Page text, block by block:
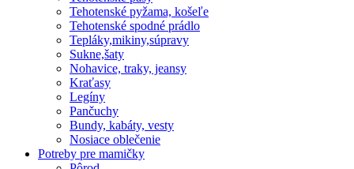
Tehotenské pyžama, košeľe
Tehotenské spodné prádlo
Tepláky,mikiny,súpravy
Sukne,šaty
Nohavice, traky, jeansy
Kraťasy
Legíny
Pančuchy
Bundy, kabáty, vesty
Nosiace oblečenie
Potreby pre mamičky